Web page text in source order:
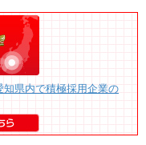
県内で積極採用企業の